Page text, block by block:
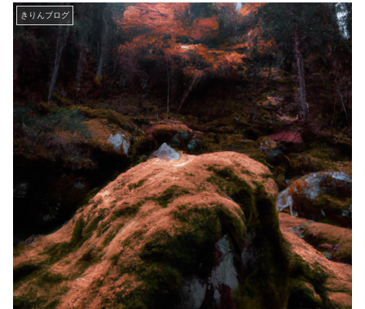
きりんブログ